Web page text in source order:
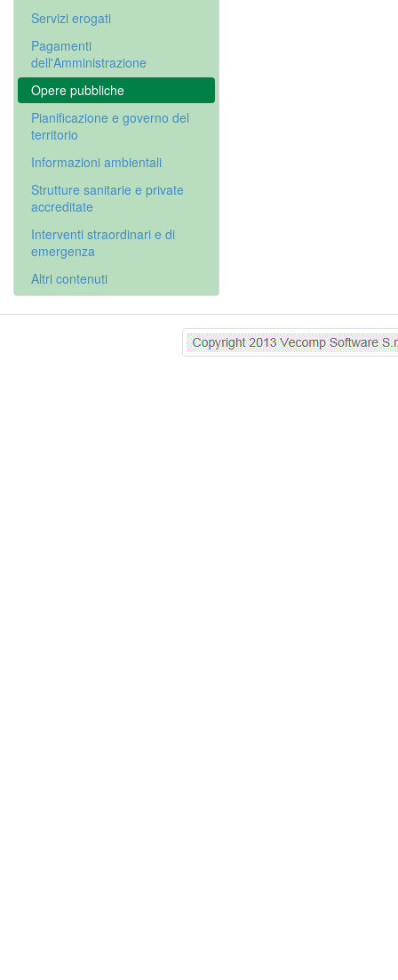
Servizi erogati
Pagamenti
dell'Amministrazione
Opere pubbliche
Pianificazione e governo del
territorio
Informazioni ambientali
Strutture sanitarie e private
accreditate
Interventi straordinari e di
emergenza
Altri contenuti